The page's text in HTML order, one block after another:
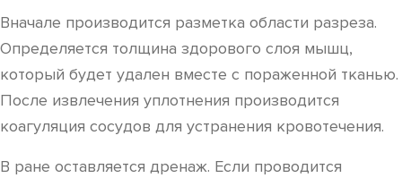
Вначале производится разметка области разреза.
Определяется толщина здорового слоя мышц,
который будет удален вместе с пораженной тканью.
После извлечения уплотнения производится
коагуляция сосудов для устранения кровотечения.
В ране оставляется дренаж. Если проводится